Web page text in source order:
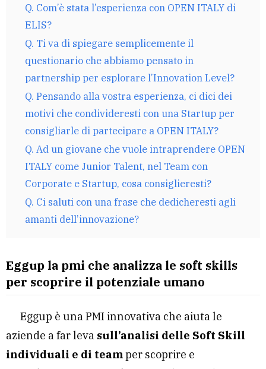
Q. Com’è stata l’esperienza con OPEN ITALY di
ELIS?
Q. Ti va di spiegare semplicemente il
questionario che abbiamo pensato in
partnership per esplorare l’Innovation Level?
Q. Pensando alla vostra esperienza, ci dici dei
motivi che condivideresti con una Startup per
consigliarle di partecipare a OPEN ITALY?
Q. Ad un giovane che vuole intraprendere OPEN
ITALY come Junior Talent, nel Team con
Corporate e Startup, cosa consiglieresti?
Q. Ci saluti con una frase che dedicheresti agli
amanti dell’innovazione?
Eggup la pmi che analizza le soft skills
per scoprire il potenziale umano
Eggup è una PMI innovativa che aiuta le
aziende a far leva sull’analisi delle Soft Skill
individuali e di teamper scoprire e